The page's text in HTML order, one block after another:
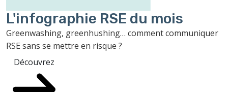
L'infographie RSE du mois
Greenwashing, greenhushing… comment communiquer
RSE sans se mettre en risque ?
Découvrez